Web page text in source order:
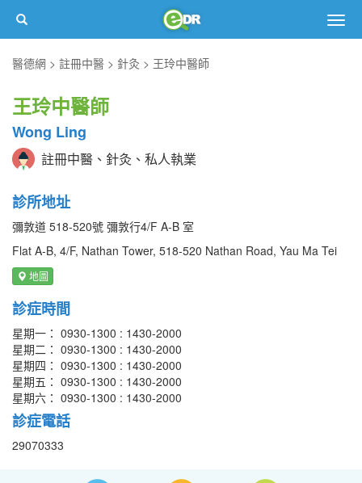
醫德網
註冊中醫 針灸 王玲中醫師
王玲中醫師
Wong Ling
註冊中醫、針灸、私人執業
診所地址
彌敦道 518-520號 彌敦行4/F A-B 室
Flat A-B, 4/F, Nathan Tower, 518-520 Nathan Road, Yau Ma Tei
地圖
診症時間
星期一： 0930-1300 : 1430-2000
星期二： 0930-1300 : 1430-2000
星期四： 0930-1300 : 1430-2000
星期五： 0930-1300 : 1430-2000
星期六： 0930-1300 : 1430-2000
診症電話
29070333